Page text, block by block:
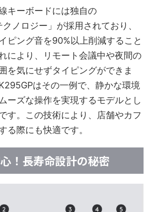
キーボードには独自の
クノロジー」が採用されており、
ピング音を90%以上削減すること
により、リモート会議中や夜間の
を気にせずタイピングができま
はその一例で、静かな環境
ーズな操作を実現するモデルとし
す。この技術により、店舗やカフ
る際にも快適です。
！長寿命設計の秘密